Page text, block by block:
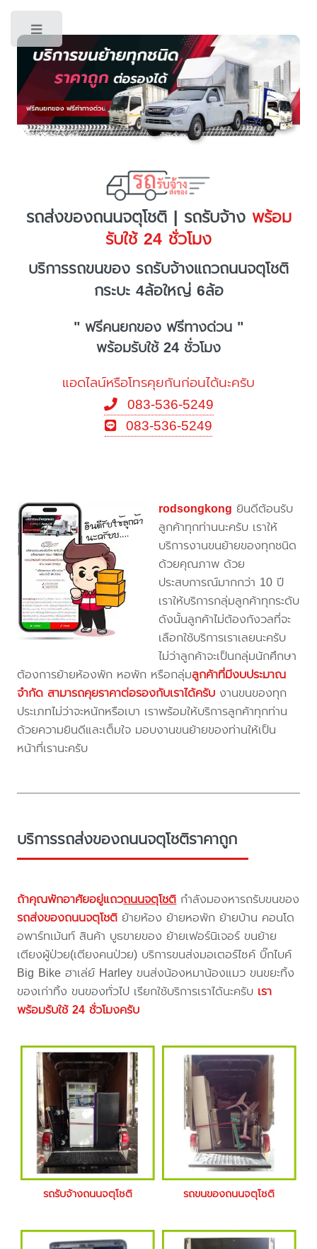
รถส่งของถนนจตุโชติ | รถรับจ้างพร้อม
รับใช้ 24 ชั่วโมง
บริการรถขนของ รถรับจ้างแถวถนนจตุโชติ
กระบะ 4ล้อใหญ่ 6ล้อ
" ฟรีคนยกของ ฟรีทางด่วน "
พร้อมรับใช้ 24 ชั่วโมง
แอดไลน์หรือโทรคุยกันก่อนได้นะครับ
083-536-5249
083-536-5249
rodsongkong ยินดีต้อนรับ
ลูกค้าทุกท่านนะครับ เราให้
บริการงานขนย้ายของทุกชนิด
ด้วยคุณภาพ ด้วย
ประสบการณ์มากกว่า 10 ปี
เราให้บริการกลุ่มลูกค้าทุกระดับ
ดังนั้นลูกค้าไม่ต้องกังวลที่จะ
เลือกใช้บริการเราเลยนะครับ
ไม่ว่าลูกค้าจะเป็นกลุ่มนักศึกษา
ต้องการย้ายห้องพัก หอพัก หรือกลุ่มลูกค้าที่มีงบประมาณ
จำกัด สามารถคุยราคาต่อรองกับเราได้ครับ งานขนของทุก
ประเภทไม่ว่าจะหนักหรือเบา เราพร้อมให้บริการลูกค้าทุกท่าน
ด้วยความยินดีและเต็มใจ มอบงานขนย้ายของท่านให้เป็น
หน้าที่เรานะครับ
บริการรถส่งของถนนจตุโชติราคาถูก
ถ้าคุณพักอาศัยอยู่แถวถนนจตุโชติ กำลังมองหารถรับขนของ
รถส่งของถนนจตุโชติ ย้ายห้อง ย้ายหอพัก ย้ายบ้าน คอนโด
อพาร์ทเม้นท์ สินค้า บูธขายของ ย้ายเฟอร์นิเจอร์ ขนย้าย
เตียงผู้ป่วย(เตียงคนป่วย) บริการขนส่งมอเตอร์ไซค์ บิ๊กไบค์
Big Bike ฮาเล่ย์ Harley ขนส่งน้องหมาน้องแมว ขนขยะทิ้ง
ของเก่าทิ้ง ขนของทั่วไป เรียกใช้บริการเราได้นะครับ เรา
พร้อมรับใช้ 24 ชั่วโมงครับ
รถรับจ้างถนนจตุโชติ รถขนของถนนจตุโชติ
Toggle